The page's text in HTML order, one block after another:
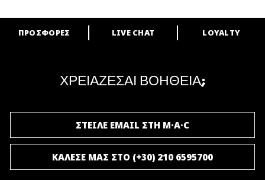
ARE YOU A M·A·C LOVER?
ΠΡΟΣΦΟΡΕΣ LIVE CHAT LOYALTY
ΧΡΕΙΑΖΕΣΑΙ ΒΟΗΘΕΙΑ;
ΣΤΕΙΛΕ EMAIL ΣΤΗ M·A·C
ΚΑΛΕΣΕ ΜΑΣ ΣΤΟ (+30) 210 6595700